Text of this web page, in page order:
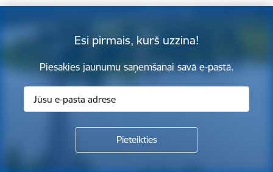
Esi pirmais, kurš uzzina!
Piesakies jaunumu saņemšanai savā e-pastā.